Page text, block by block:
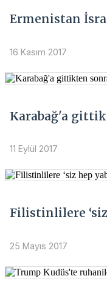
Ermenistan
16 Kasım 2017
Karabağ'a
11 Eylül 2017
Filistinlilere ‘siz
25 Mayıs 2017